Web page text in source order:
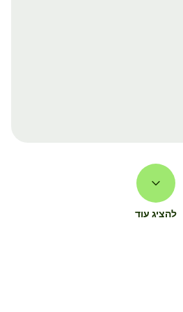
להציג עוד